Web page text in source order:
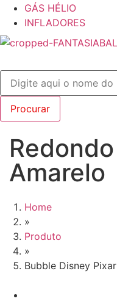
GÁS HÉLIO
INFLADORES
Amarelo
Home
»
Produto
»
Bubble Disney